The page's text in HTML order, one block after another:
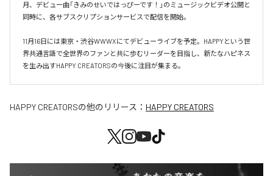
月、デビュー曲「きみのせいではっぴーです！」のミュージックビデオ公開と
同時に、各サブスクリプションサービスで配信を開始。
11月16日には東京・渋谷WWWXにてデビューライブを予定。HAPPYという世
界共通言語で全世界のファンと共に歩むリーダーを目指し、新たなハピネス
を生み出すHAPPY CREATORSの今後に注目が集まる。
HAPPY CREATORSの他のリリース： HAPPY CREATORS